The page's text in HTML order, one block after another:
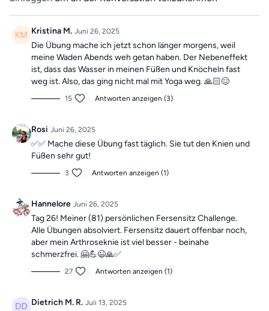
Training, um dich motiviert zu halten!
Die Übungen kombinieren Elemente eines Ganzkörpertrainings
mit wechselnden Schwerpunkten und können dir dabei helfen,
deineBeweglichkeit zu verbessern undBeschwerden aktiv
entgegenzuwirken.
Mach dir keine Sorgen, falls du mal einen Tag verpasst, denn die
Übungseinheiten sind unabhängig voneinander. In der Kategorie
vergangen Einheiten.
Kristina M. Juni 26, 2025
Die Übung mache ich jetzt schon länger morgens, weil
meine Waden Abends weh getan haben. Der Nebeneffekt
ist, dass das Wasser in meinen Füßen und Knöcheln fast
weg ist. Also, das ging nicht mal mit Yoga weg. 🙏🏻😌
15 Antworten anzeigen (3)
Rosi Juni 26, 2025
✅✅ Mache diese Übung fast täglich. Sie tut den Knien und
Füßen sehr gut!
3 Antworten anzeigen (1)
Hannelore Juni 26, 2025
Tag 26! Meiner (81) persönlichen Fersensitz Challenge.
Alle Übungen absolviert. Fersensitz dauert offenbar noch,
aber mein Arthroseknie ist viel besser - beinahe
schmerzfrei. 🤗💪😉🙏✅
27 Antworten anzeigen (1)
Dietrich M. R. Juli 13, 2025